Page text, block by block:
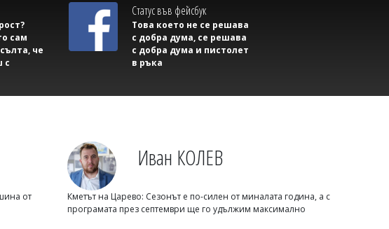
Българският домат тръгва от нивата
за 80 цента, а в магазина стига 3,50
евро
09/08/2026, Неделя 14:31 1
сам
че
с
Статус във фейсбук
Това което не се решава
с добра дума, се решава
с добра дума и пистолет
в ръка
от
Иван КОЛЕВ
Кметът на Царево: Сезонът е по-силен от миналата година, а с
програмата през септември ще го удължим максимално